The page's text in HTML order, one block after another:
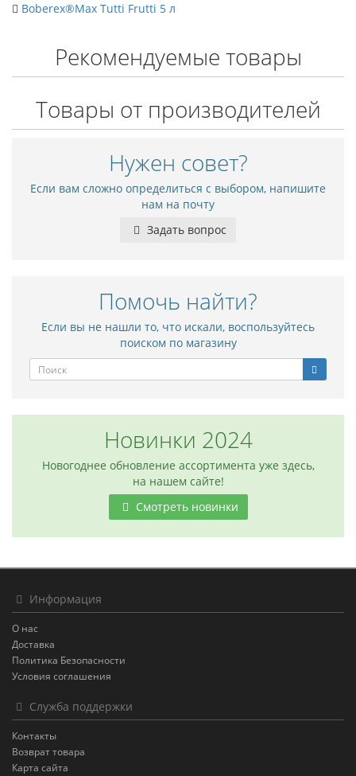
Boberex®Max Tutti Frutti 5 л
Рекомендуемые товары
Товары от производителей
Нужен совет?
Если вам сложно определиться с выбором, напишите
нам на почту
Задать вопрос
Помочь найти?
Если вы не нашли то, что искали, воспользуйтесь
поиском по магазину
Новинки 2024
Новогоднее обновление ассортимента уже здесь,
на нашем сайте!
Смотреть новинки
Информация
О нас
Доставка
Политика Безопасности
Условия соглашения
Служба поддержки
Контакты
Возврат товара
Карта сайта